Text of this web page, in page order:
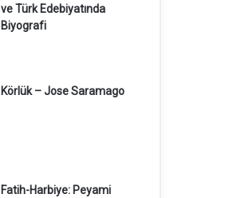
ve Türk Edebiyatında
Biyografi
Körlük – Jose Saramago
Fatih-Harbiye: Peyami